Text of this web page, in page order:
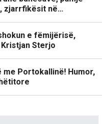
zjarrfikësit në…
e fëmijërisë,
Sterjo
me Portokallinë! Humor,